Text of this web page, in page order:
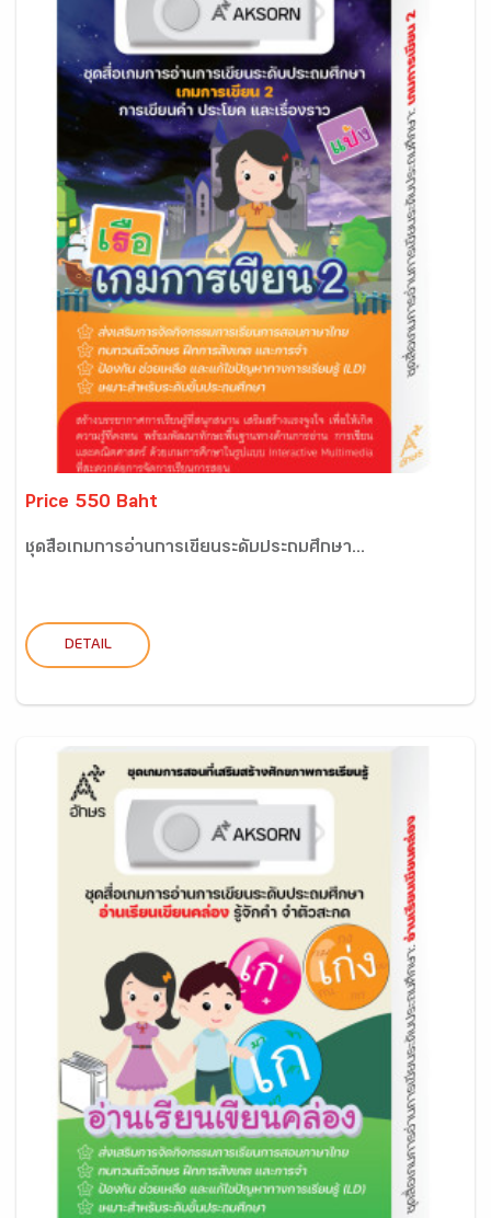
Price 550 Baht
ชุดสื่อเกมการอ่านการเขียนระดับประถมศึกษา...
DETAIL